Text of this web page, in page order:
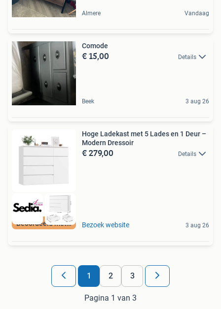
Almere Vandaag
Comode
€ 15,00 Details
Beek 3 aug 26
Beoordeeld met 9+
Hoge Ladekast met 5 Lades en 1 Deur –
Modern Dressoir
€ 279,00 Details
Bezoek website 3 aug 26
1 2 3
Pagina 1 van 3